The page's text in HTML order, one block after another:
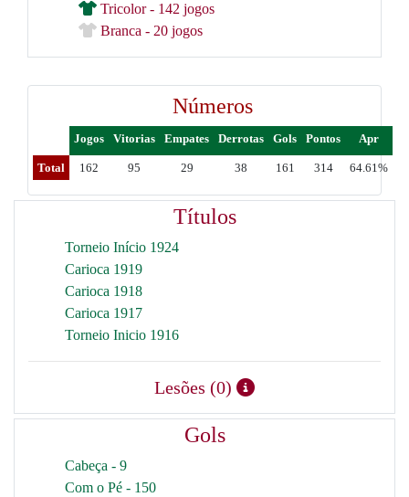
Tricolor - 142 jogos
Branca - 20 jogos
Números
Jogos Vitorias Empates Derrotas Gols Pontos Apr
Total 162 95 29 38 161 314 64.61%
Títulos
Torneio Início 1924
Carioca 1919
Carioca 1918
Carioca 1917
Torneio Inicio 1916
Lesões (0)
Gols
Cabeça - 9
Com o Pé - 150